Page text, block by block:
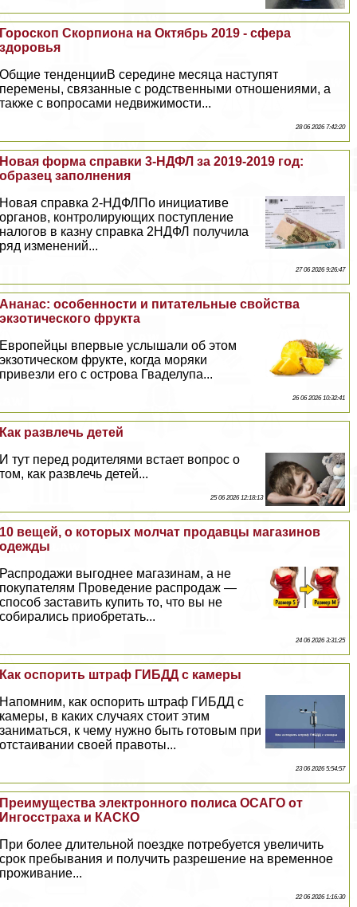
Гороскоп Скорпиона на Октябрь 2019 - сфера
здоровья
Общие тенденцииВ середине месяца наступят
перемены, связанные с родственными отношениями, а
также с вопросами недвижимости...
28 06 2026 7:42:20
Новая форма справки 3-НДФЛ за 2019-2019 год:
образец заполнения
Новая справка 2-НДФЛПо инициативе
органов, контролирующих поступление
налогов в казну справка 2НДФЛ получила
ряд изменений...
27 06 2026 9:26:47
Ананас: особенности и питательные свойства
экзотического фрукта
Европейцы впервые услышали об этом
экзотическом фрукте, когда моряки
привезли его с острова Гваделупа...
26 06 2026 10:32:41
Как развлечь детей
И тут перед родителями встает вопрос о
том, как развлечь детей...
25 06 2026 12:18:13
10 вещей, о которых молчат продавцы магазинов
одежды
Распродажи выгоднее магазинам, а не
покупателям Проведение распродаж —
способ заставить купить то, что вы не
собирались приобретать...
24 06 2026 3:31:25
Как оспорить штраф ГИБДД с камеры
Напомним, как оспорить штраф ГИБДД с
камеры, в каких случаях стоит этим
заниматься, к чему нужно быть готовым при
отстаивании своей правоты...
23 06 2026 5:54:57
Преимущества электронного полиса ОСАГО от
Ингосстpaxa и КАСКО
При более длительной поездке потребуется увеличить
срок пребывания и получить разрешение на временное
проживание...
22 06 2026 1:16:30